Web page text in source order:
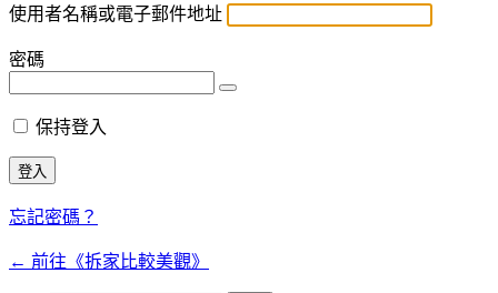
使用者名稱或電子郵件地址
密碼
保持登入
忘記密碼？
← 前往《拆家比較美觀》